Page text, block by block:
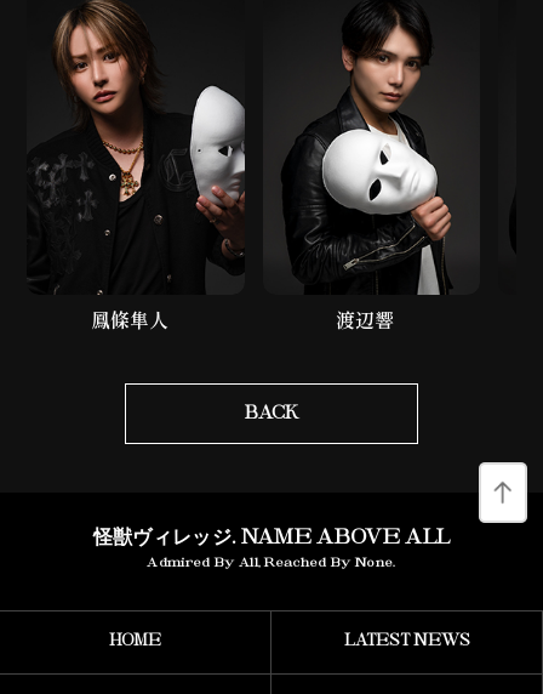
鳳條隼人 渡辺響
BACK
怪獣ヴィレッジ. NAME ABOVE ALL
Admired By All, Reached By None.
HOME LATEST NEWS